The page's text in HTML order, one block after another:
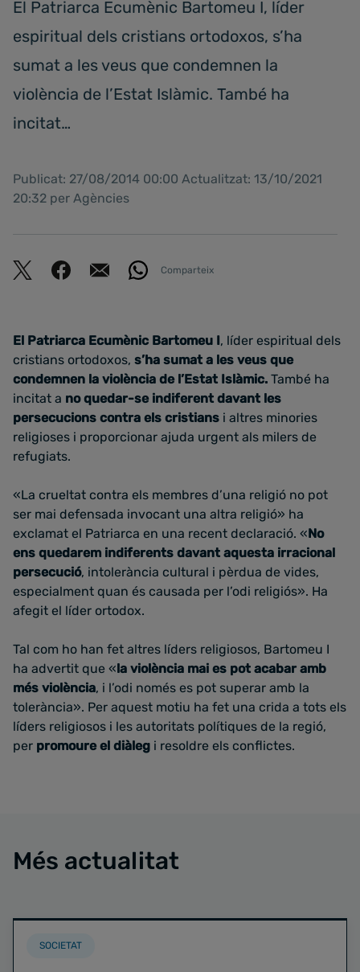
El Patriarca Ecumènic Bartomeu I, líder
espiritual dels cristians ortodoxos, s’ha
sumat a les veus que condemnen la
violència de l’Estat Islàmic. També ha
incitat…
Publicat: 27/08/2014 00:00 Actualitzat: 13/10/2021
20:32 per Agències
Comparteix
El Patriarca Ecumènic Bartomeu I, líder espiritual dels
cristians ortodoxos, s’ha sumat a les veus que
condemnen la violència de l’Estat Islàmic. També ha
incitat a no quedar-se indiferent davant les
persecucions contra els cristians i altres minories
religioses i proporcionar ajuda urgent als milers de
refugiats.
«La crueltat contra els membres d’una religió no pot
ser mai defensada invocant una altra religió» ha
exclamat el Patriarca en una recent declaració. «No
ens quedarem indiferents davant aquesta irracional
persecució, intolerància cultural i pèrdua de vides,
especialment quan és causada per l’odi religiós». Ha
afegit el líder ortodox.
Tal com ho han fet altres líders religiosos, Bartomeu I
ha advertit que «la violència mai es pot acabar amb
més violència, i l’odi només es pot superar amb la
tolerància». Per aquest motiu ha fet una crida a tots els
líders religiosos i les autoritats polítiques de la regió,
per promoure el diàleg i resoldre els conflictes.
Més actualitat
SOCIETAT